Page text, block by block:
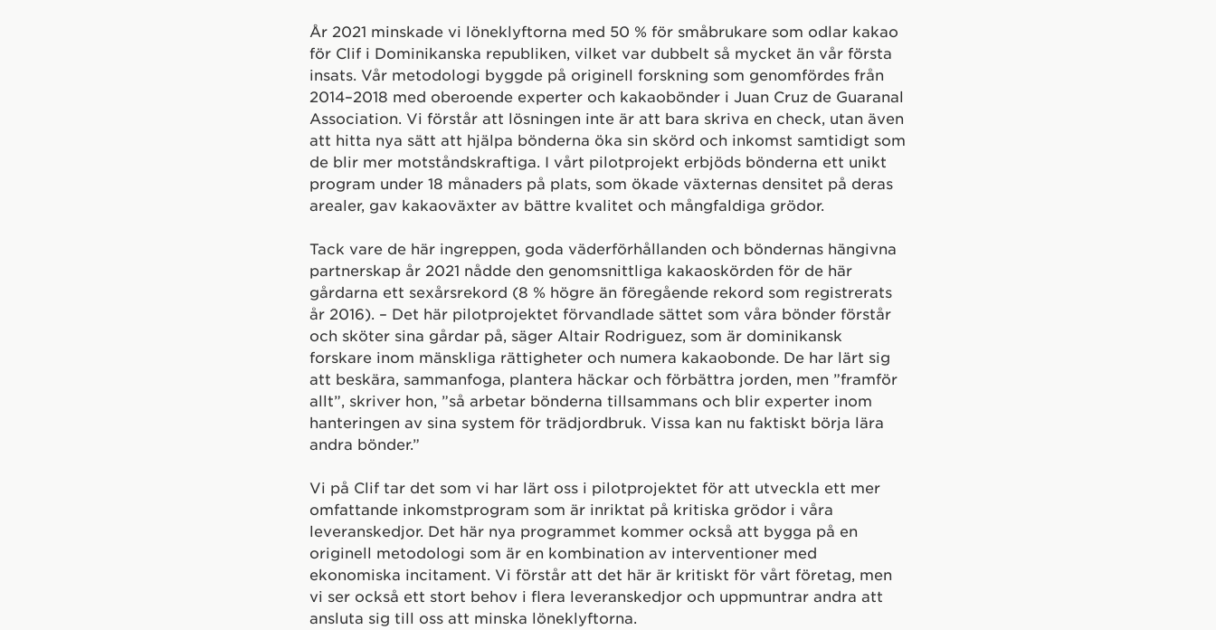
År 2021 minskade vi löneklyftorna med 50 % för småbrukare som odlar kakao
för Clif i Dominikanska republiken, vilket var dubbelt så mycket än vår första
insats. Vår metodologi byggde på originell forskning som genomfördes från
2014–2018 med oberoende experter och kakaobönder i Juan Cruz de Guaranal
Association. Vi förstår att lösningen inte är att bara skriva en check, utan även
att hitta nya sätt att hjälpa bönderna öka sin skörd och inkomst samtidigt som
de blir mer motståndskraftiga. I vårt pilotprojekt erbjöds bönderna ett unikt
program under 18 månaders på plats, som ökade växternas densitet på deras
arealer, gav kakaoväxter av bättre kvalitet och mångfaldiga grödor.
Tack vare de här ingreppen, goda väderförhållanden och böndernas hängivna
partnerskap år 2021 nådde den genomsnittliga kakaoskörden för de här
gårdarna ett sexårsrekord (8 % högre än föregående rekord som registrerats
år 2016). – Det här pilotprojektet förvandlade sättet som våra bönder förstår
och sköter sina gårdar på, säger Altair Rodriguez, som är dominikansk
forskare inom mänskliga rättigheter och numera kakaobonde. De har lärt sig
att beskära, sammanfoga, plantera häckar och förbättra jorden, men ”framför
allt”, skriver hon, ”så arbetar bönderna tillsammans och blir experter inom
hanteringen av sina system för trädjordbruk. Vissa kan nu faktiskt börja lära
andra bönder.”
Vi på Clif tar det som vi har lärt oss i pilotprojektet för att utveckla ett mer
omfattande inkomstprogram som är inriktat på kritiska grödor i våra
leveranskedjor. Det här nya programmet kommer också att bygga på en
originell metodologi som är en kombination av interventioner med
ekonomiska incitament. Vi förstår att det här är kritiskt för vårt företag, men
vi ser också ett stort behov i flera leveranskedjor och uppmuntrar andra att
ansluta sig till oss att minska löneklyftorna.